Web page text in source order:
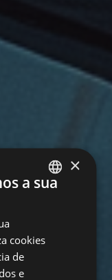
×
a sua
cookies
de
e